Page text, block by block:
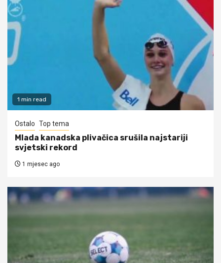
1 min read
Ostalo Top tema
Mlada kanadska plivačica srušila najstariji
svjetski rekord
1 mjesec ago